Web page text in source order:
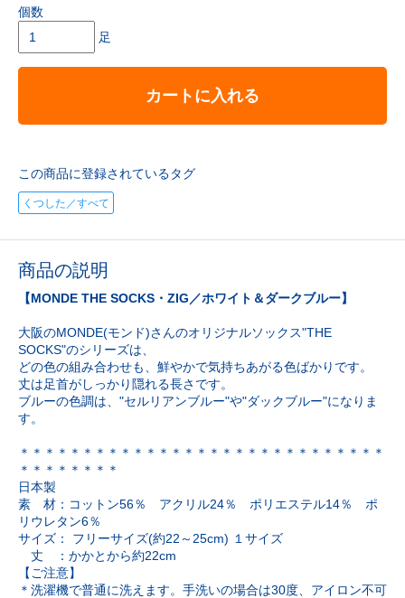
個数
足
カートに入れる
この商品に登録されているタグ
くつした／すべて
商品の説明
【MONDE THE SOCKS・ZIG／ホワイト＆ダークブルー】
大阪のMONDE(モンド)さんのオリジナルソックス"THE
SOCKS"のシリーズは、
どの色の組み合わせも、鮮やかで気持ちあがる色ばかりです。
丈は足首がしっかり隠れる長さです。
ブルーの色調は、"セルリアンブルー"や"ダックブルー"になりま
す。
＊＊＊＊＊＊＊＊＊＊＊＊＊＊＊＊＊＊＊＊＊＊＊＊＊＊＊＊＊
＊＊＊＊＊＊＊＊
日本製
素 材：コットン56％ アクリル24％ ポリエステル14％ ポ
リウレタン6％
サイズ： フリーサイズ(約22～25cm) １サイズ
丈 ：かかとから約22cm
【ご注意】
＊洗濯機で普通に洗えます。手洗いの場合は30度、アイロン不可